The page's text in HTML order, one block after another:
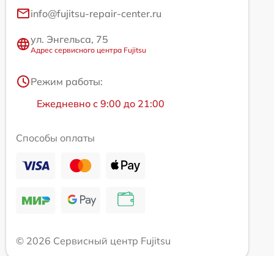
info@fujitsu-repair-center.ru
ул. Энгельса, 75
Адрес сервисного центра Fujitsu
Режим работы:
Ежедневно с 9:00 до 21:00
Способы оплаты
© 2026 Сервисный центр Fujitsu